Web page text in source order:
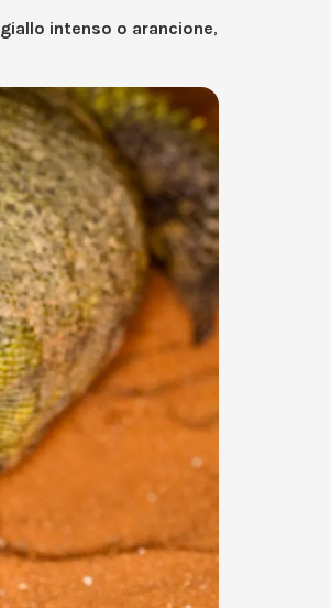
giallo intenso o arancione,